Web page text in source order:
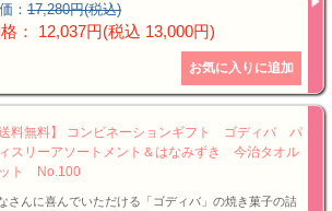
： 17,280円(税込)
： 12,037円(税込 13,000円)
送料無料】 コンビネーションギフト ゴディバ パ
スリーアソートメント＆はなみずき 今治タオル
ト No.100
さんに喜んでいただける「ゴディバ」の焼き菓子の詰